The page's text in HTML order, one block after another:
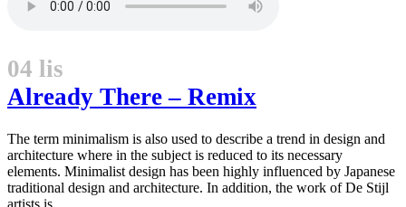
04 lis
Already There – Remix
The term minimalism is also used to describe a trend in design and
architecture where in the subject is reduced to its necessary
elements. Minimalist design has been highly influenced by Japanese
traditional design and architecture. In addition, the work of De Stijl
artists is...